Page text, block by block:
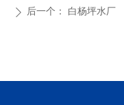
ꄲ 后一个： 白杨坪水厂